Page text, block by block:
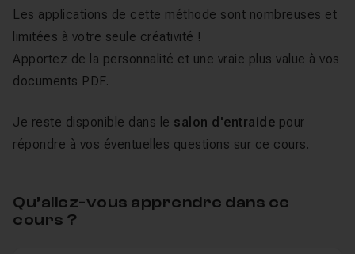
Les applications de cette méthode sont nombreuses et
limitées à votre seule créativité !
Apportez de la personnalité et une vraie plus value à vos
documents PDF.
Je reste disponible dans le salon d'entraide pour
répondre à vos éventuelles questions sur ce cours.
Qu’allez-vous apprendre dans ce
cours ?